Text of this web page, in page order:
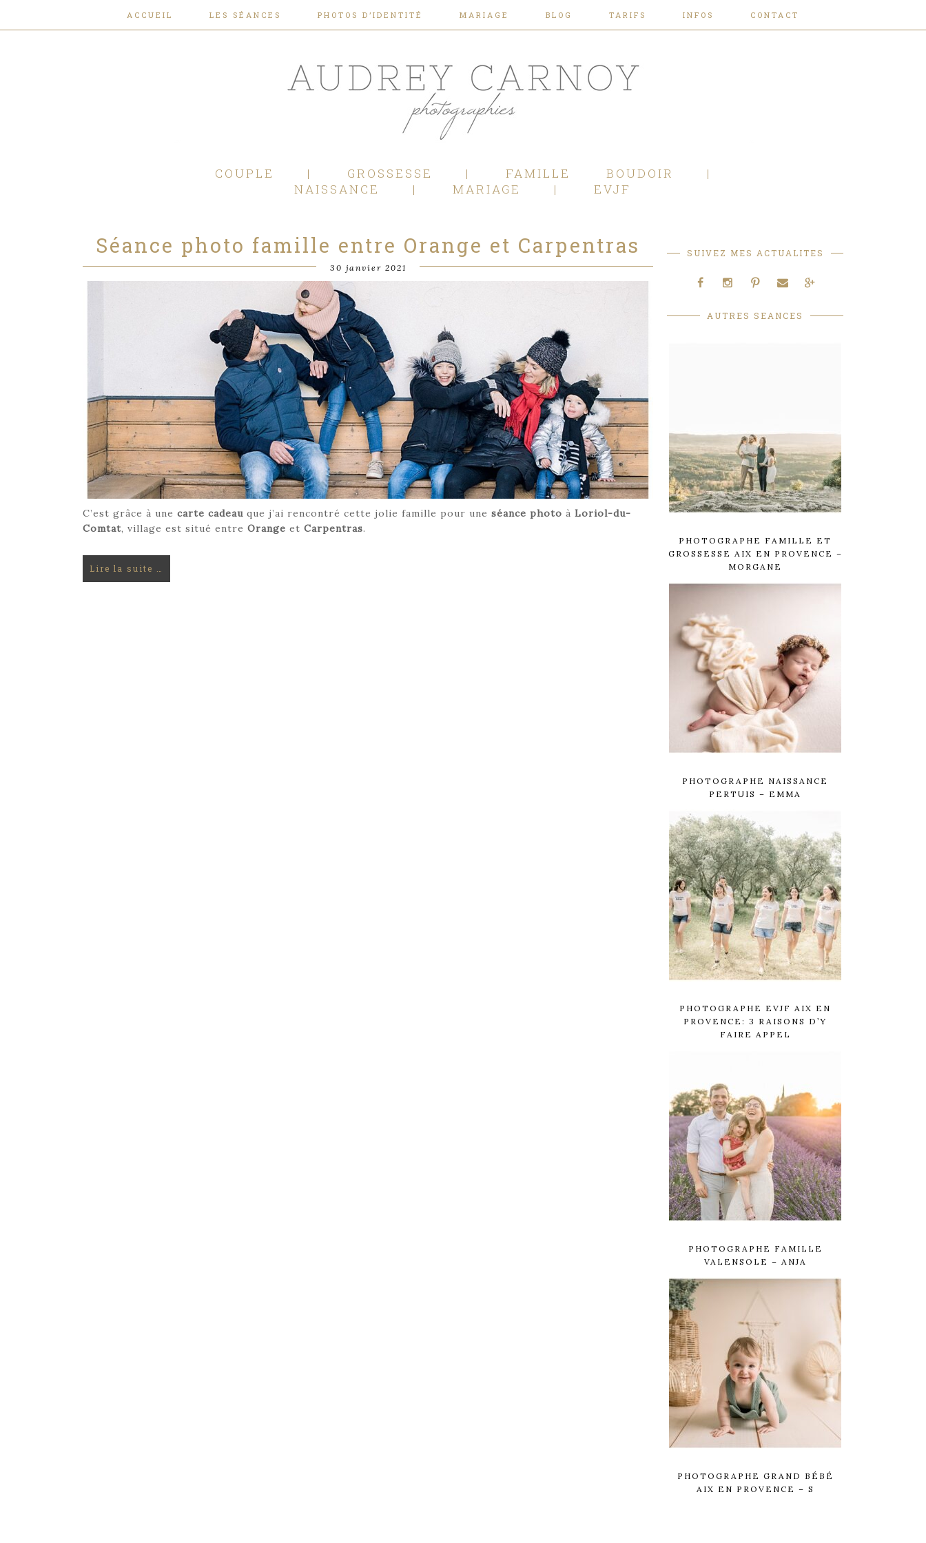
ACCUEIL LES SÉANCES PHOTOS D’IDENTITÉ MARIAGE BLOG TARIFS INFOS CONTACT
COUPLE GROSSESSE FAMILLE
BOUDOIR
NAISSANCE
MARIAGE EVJF
Séance photo famille entre Orange et Carpentras
30 janvier 2021
C’est grâce à une carte cadeau que j’ai rencontré cette jolie famille pour une séance photo à Loriol-du-
Comtat, village est situé entre Orange et Carpentras.
Lire la suite …
SUIVEZ MES ACTUALITES
AUTRES SEANCES
PHOTOGRAPHE FAMILLE ET
GROSSESSE AIX EN PROVENCE –
MORGANE
PHOTOGRAPHE NAISSANCE
PERTUIS – EMMA
PHOTOGRAPHE EVJF AIX EN
PROVENCE: 3 RAISONS D’Y
FAIRE APPEL
PHOTOGRAPHE FAMILLE
VALENSOLE – ANJA
PHOTOGRAPHE GRAND BÉBÉ
AIX EN PROVENCE – S